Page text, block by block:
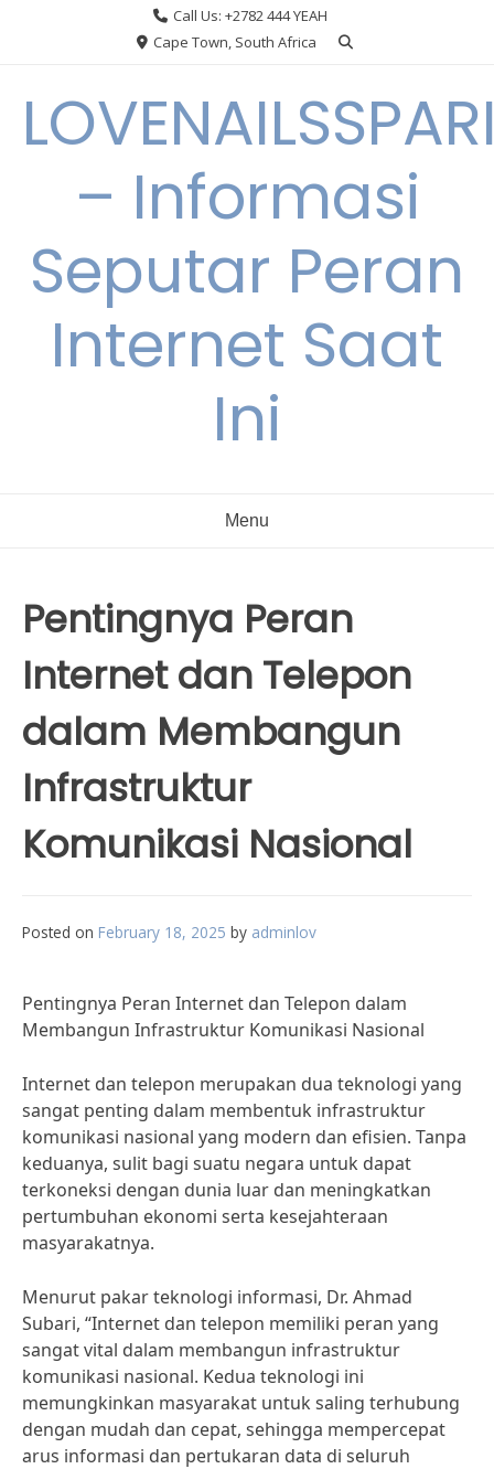
Call Us: +2782 444 YEAH
Cape Town, South Africa
– Informasi
Seputar Peran
Internet Saat
Ini
Menu
Pentingnya Peran
Internet dan Telepon
dalam Membangun
Infrastruktur
Komunikasi Nasional
Posted on February 18, 2025 by adminlov
Pentingnya Peran Internet dan Telepon dalam
Membangun Infrastruktur Komunikasi Nasional
Internet dan telepon merupakan dua teknologi yang
sangat penting dalam membentuk infrastruktur
komunikasi nasional yang modern dan efisien. Tanpa
keduanya, sulit bagi suatu negara untuk dapat
terkoneksi dengan dunia luar dan meningkatkan
pertumbuhan ekonomi serta kesejahteraan
masyarakatnya.
Menurut pakar teknologi informasi, Dr. Ahmad
Subari, “Internet dan telepon memiliki peran yang
sangat vital dalam membangun infrastruktur
komunikasi nasional. Kedua teknologi ini
memungkinkan masyarakat untuk saling terhubung
dengan mudah dan cepat, sehingga mempercepat
arus informasi dan pertukaran data di seluruh